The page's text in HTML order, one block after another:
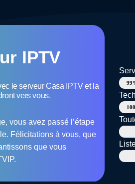
IPTV
le serveur Casa IPTV et la
vers vous.
vous avez passé l’étape
Félicitations à vous, que
que vous